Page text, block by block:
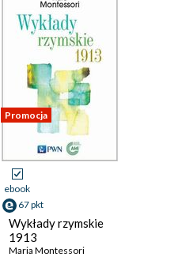
Promocja
ebook
67 pkt
Wykłady rzymskie
1913
Maria Montessori